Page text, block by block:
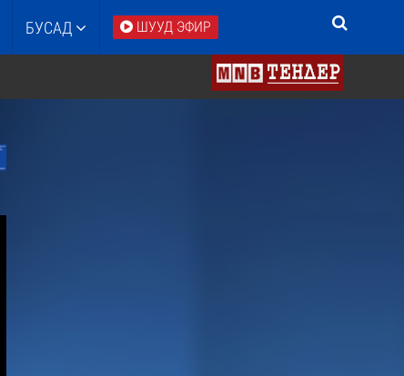
БУСАД ШУУД ЭФИР